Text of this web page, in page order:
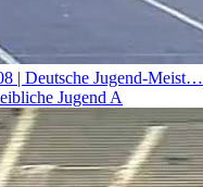
| Deutsche Jugend-Meist…
Jugend A